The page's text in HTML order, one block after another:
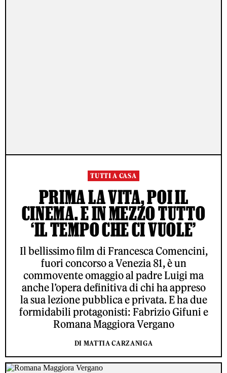
TUTTI A CASA
PRIMA LA VITA, POI IL
CINEMA. E IN MEZZO TUTTO
‘IL TEMPO CHE CI VUOLE’
Il bellissimo film di Francesca Comencini,
fuori concorso a Venezia 81, è un
commovente omaggio al padre Luigi ma
anche l’opera definitiva di chi ha appreso
la sua lezione pubblica e privata. E ha due
formidabili protagonisti: Fabrizio Gifuni e
Romana Maggiora Vergano
DI MATTIA CARZANIGA